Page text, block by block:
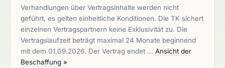
Verhandlungen über Vertragsinhalte werden nicht
geführt, es gelten einheitliche Konditionen. Die TK sichert
einzelnen Vertragspartnern keine Exklusivität zu. Die
Vertragslaufzeit beträgt maximal 24 Monate beginnend
mit dem 01.09.2026. Der Vertrag endet … Ansicht der
Beschaffung »